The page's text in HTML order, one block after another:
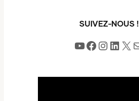
SUIVEZ-NOUS !
YouTube Facebook Instagram LinkedIn X E-mail